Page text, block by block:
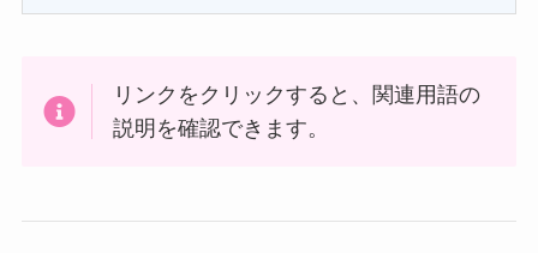
リンクをクリックすると、関連用語の
説明を確認できます。